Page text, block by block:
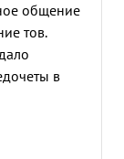
общение
тов.
в
кадров